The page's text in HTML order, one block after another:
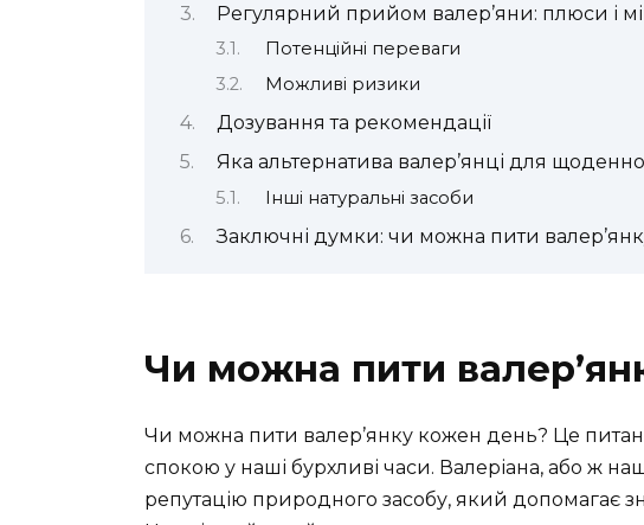
Регулярний прийом валер’яни: плюси і
Потенційні переваги
Можливі ризики
Дозування та рекомендації
Яка альтернатива валер’янці для
Інші натуральні засоби
Заключні думки: чи можна пити
Чи можна пити
Чи можна пити валер’янку кожен день? Це
спокою у наші бурхливі часи. Валеріана, або ж
репутацію природного засобу, який допомагає